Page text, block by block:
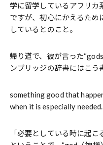
学に留学しているアフリカ
ですが、初心にかえるため
しているとのこと。
帰り道で、彼が言った
ンブリッジの辞書にはこう
something good that
when it is especially needed.
「必要としている時に起